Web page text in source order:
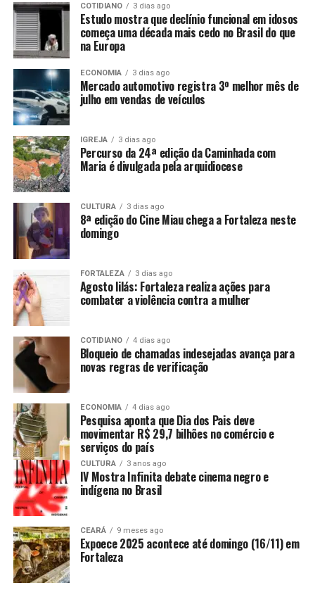
COTIDIANO 3 dias ago
Estudo mostra que declínio funcional em idosos
começa uma década mais cedo no Brasil do que
na Europa
ECONOMIA 3 dias ago
Mercado automotivo registra 3º melhor mês de
julho em vendas de veículos
IGREJA 3 dias ago
Percurso da 24ª edição da Caminhada com
Maria é divulgada pela arquidiocese
CULTURA 3 dias ago
8ª edição do Cine Miau chega a Fortaleza neste
domingo
FORTALEZA 3 dias ago
Agosto lilás: Fortaleza realiza ações para
combater a violência contra a mulher
COTIDIANO 4 dias ago
Bloqueio de chamadas indesejadas avança para
novas regras de verificação
ECONOMIA 4 dias ago
Pesquisa aponta que Dia dos Pais deve
movimentar R$ 29,7 bilhões no comércio e
serviços do país
CULTURA 3 anos ago
IV Mostra Infinita debate cinema negro e
indígena no Brasil
CEARÁ 9 meses ago
Expoece 2025 acontece até domingo (16/11) em
Fortaleza